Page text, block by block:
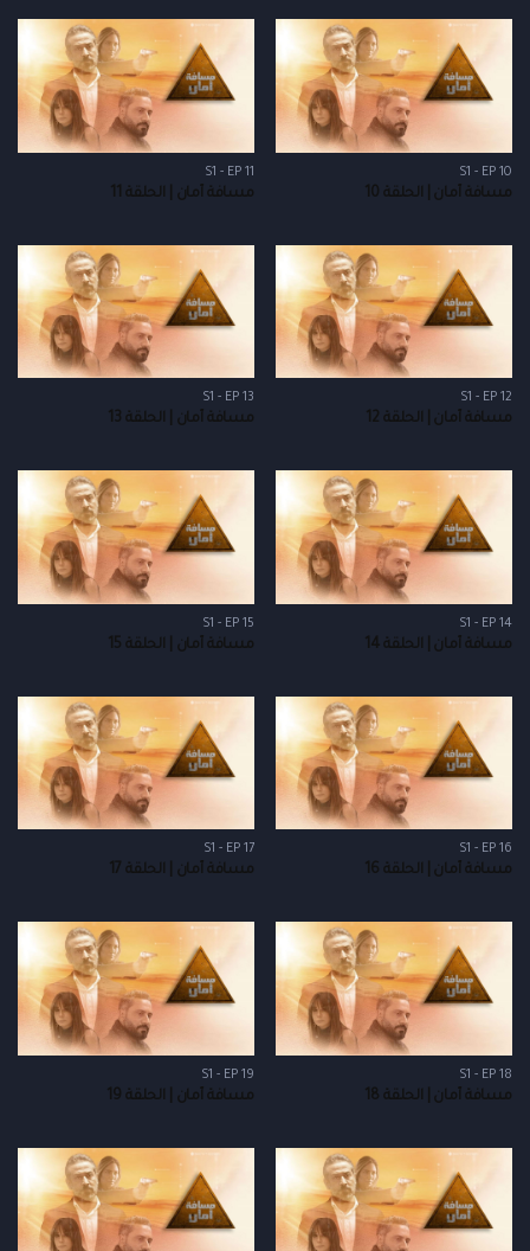
S1 - EP 10
مسافة أمان | الحلقة 10
S1 - EP 11
مسافة أمان | الحلقة 11
S1 - EP 12
مسافة أمان | الحلقة 12
S1 - EP 13
مسافة أمان | الحلقة 13
S1 - EP 14
مسافة أمان | الحلقة 14
S1 - EP 15
مسافة أمان | الحلقة 15
S1 - EP 16
مسافة أمان | الحلقة 16
S1 - EP 17
مسافة أمان | الحلقة 17
S1 - EP 18
مسافة أمان | الحلقة 18
S1 - EP 19
مسافة أمان | الحلقة 19